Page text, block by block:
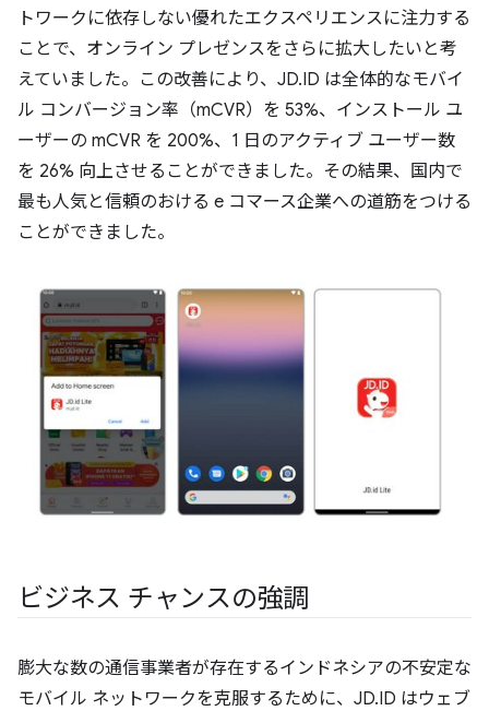
トワークに依存しない優れたエクスペリエンスに注力する
ことで、オンライン プレゼンスをさらに拡大したいと考
えていました。この改善により、JD.ID は全体的なモバイ
ル コンバージョン率（mCVR）を 53%、インストール ユ
ーザーの mCVR を 200%、1 日のアクティブ ユーザー数
を 26% 向上させることができました。その結果、国内で
最も人気と信頼のおける e コマース企業への道筋をつける
ことができました。
ビジネス チャンスの強調
膨大な数の通信事業者が存在するインドネシアの不安定な
モバイル ネットワークを克服するために、JD.ID はウェブ